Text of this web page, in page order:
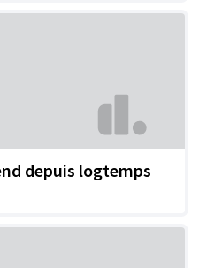
depuis logtemps